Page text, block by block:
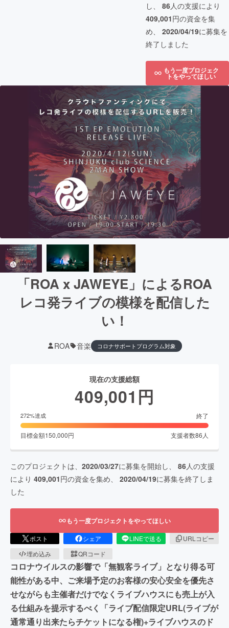
し、 86人の支援により
409,001円の資金を集
め、 2020/04/19に募集を
終了しました
もう一度プロジェク
トをやってほしい
「ROA x JAWEYE」によるROA
レコ発ライブの模様を配信した
い！
ROA 音楽 コロナサポートプログラム対象
現在の支援総額
409,001 円
272%達成 終了
目標金額150,000円 支援者数86 人
このプロジェクトは、 2020/03/27に募集を開始し、 86人の支援
により 409,001円の資金を集め、 2020/04/19に募集を終了しま
した
もう一度プロジェクトをやってほしい
ポスト シェア LINEで送る
URLコピー
埋め込み
QRコード
コロナウイルスの影響で「無観客ライブ」となり得る可
能性がある中、ご来場予定のお客様の安心安全を優先さ
せながらも主催者だけでなくライブハウスにも売上が入
る仕組みを提示するべく「ライブ配信限定URL(ライブが
通常通り出来たらチケットになる権)+ライブハウスのド